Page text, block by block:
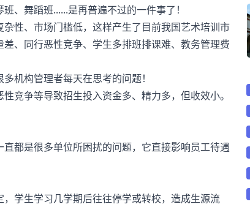
、舞蹈班......是再普遍不过的一件事了！
性、市场门槛低，这样产生了目前我国艺术培训市
、同行恶性竞争、学生多排班排课难、教务管理费
机构管理者每天在思考的问题！
竞争等导致招生投入资金多、精力多，但收效小。
都是很多单位所困扰的问题，它直接影响员工待遇
学生学习几学期后往往停学或转校，造成生源流